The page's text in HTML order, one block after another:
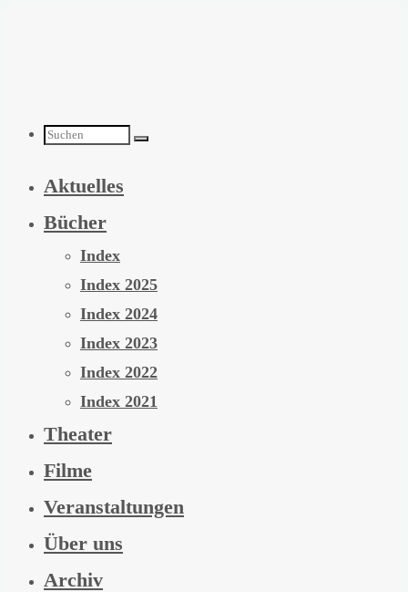
Suchen
nach:
Aktuelles
Bücher
Index
Index 2025
Index 2024
Index 2023
Index 2022
Index 2021
Theater
Filme
Veranstaltungen
Über uns
Archiv